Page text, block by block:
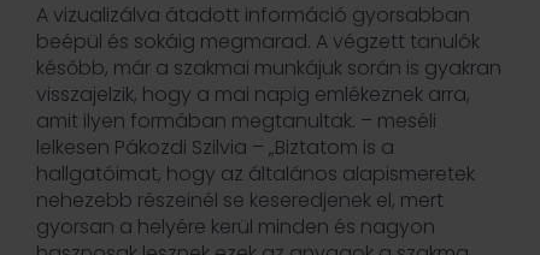
A vizualizálva átadott információ gyorsabban
beépül és sokáig megmarad. A végzett tanulók
később, már a szakmai munkájuk során is gyakran
visszajelzik, hogy a mai napig emlékeznek arra,
amit ilyen formában megtanultak. – meséli
lelkesen Pákozdi Szilvia – „Biztatom is a
hallgatóimat, hogy az általános alapismeretek
nehezebb részeinél se keseredjenek el, mert
gyorsan a helyére kerül minden és nagyon